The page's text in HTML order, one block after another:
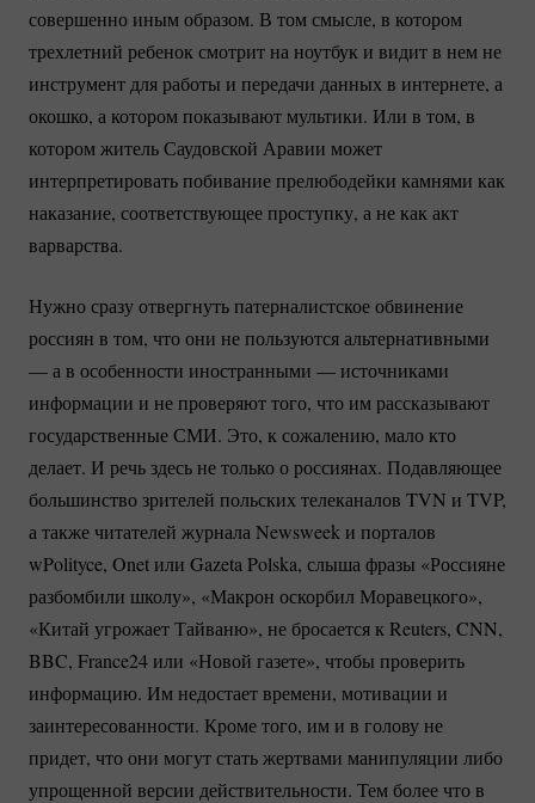
совершенно иным образом. В том смысле, в котором
трехлетний ребенок смотрит на ноутбук и видит в нем не
инструмент для работы и передачи данных в интернете, а
окошко, а котором показывают мультики. Или в том, в
котором житель Саудовской Аравии может
интерпретировать побивание прелюбодейки камнями как
наказание, соответствующее проступку, а не как акт
варварства.
Нужно сразу отвергнуть патерналистское обвинение
россиян в том, что они не пользуются альтернативными
— а в особенности иностранными — источниками
информации и не проверяют того, что им рассказывают
государственные СМИ. Это, к сожалению, мало кто
делает. И речь здесь не только о россиянах. Подавляющее
большинство зрителей польских телеканалов TVN и TVP,
а также читателей журнала Newsweek и порталов
wPolityce, Onet или Gazeta Polska, слыша фразы «Россияне
разбомбили школу», «Макрон оскорбил Моравецкого»,
«Китай угрожает Тайваню», не бросается к Reuters, CNN,
BBC, France24 или «Новой газете», чтобы проверить
информацию. Им недостает времени, мотивации и
заинтересованности. Кроме того, им и в голову не
придет, что они могут стать жертвами манипуляции либо
упрощенной версии действительности. Тем более что в